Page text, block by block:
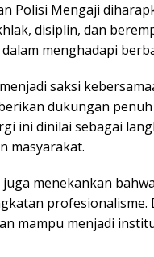
Polisi Mengaji
disiplin, dan
menghadapi
saksi
dukungan
ini dinilai sebagai
masyarakat.
menekankan
profesionalisme.
mampu menjadi